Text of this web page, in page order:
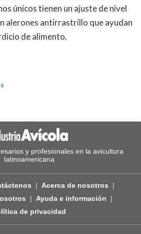
únicos tienen un ajuste de nivel
alerones antirrastrillo que ayudan
de alimento.
y profesionales en la avicultura
latinoamericana
Acerca de nosotros
Ayuda e información
de privacidad